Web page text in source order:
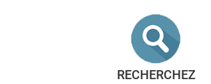
RECHERCHEZ